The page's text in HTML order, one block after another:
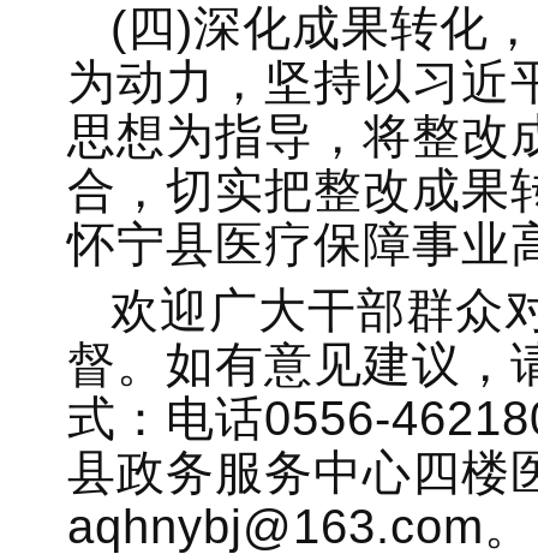
(四)深化成果转化
为动力，坚持以习近
思想为指导，将整改
合，切实把整改成果
怀宁县医疗保障事业
欢迎广大干部群众
督。如有意见建议，
式：电话0556-
县政务服务中心四楼
aqhnybj@163.com。